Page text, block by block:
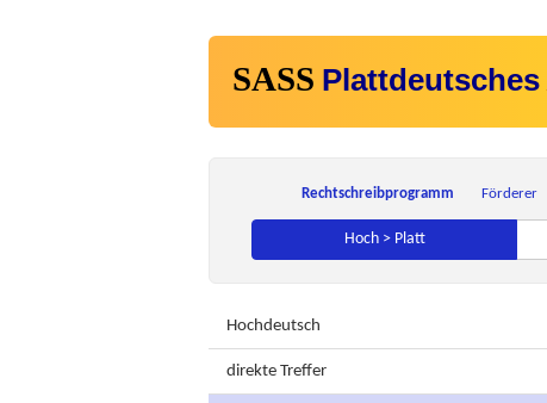
SASS Plattdeutsches
Rechtschreibprogramm Förderer
Hoch > Platt
Hochdeutsch
direkte Treffer